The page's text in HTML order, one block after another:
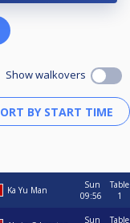
Show walkovers
Ka Yu Man
Sun
09:56
Table
1
Sun
Table